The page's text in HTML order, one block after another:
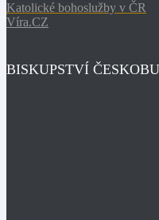
Katolické bohoslužby v ČR
Víra.CZ
BISKUPSTVÍ